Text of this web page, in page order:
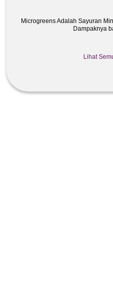
Microgreens Adalah Sayuran
Dampaknya
Lihat